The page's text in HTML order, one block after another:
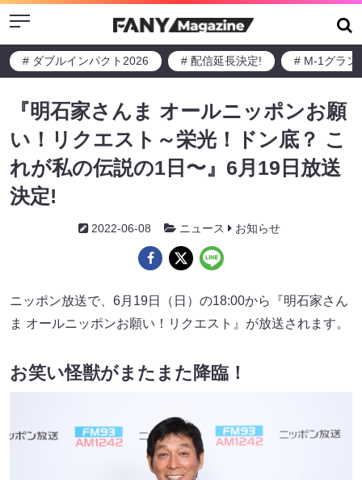
Menu
# ダブルインパクト2026 # 配信延長決定! # M-1グラン
『明石家さんま オールニッポンお願
い！リクエスト～栄光！ドン底？ こ
れが私の伝説の1日〜』6月19日放送
決定!
2022-06-08 ニュース お知らせ
ニッポン放送で、6月19日（日）の18:00から『明石家さん
ま オールニッポンお願い！リクエスト』が放送されます。
お笑い怪獣がまたまた降臨！